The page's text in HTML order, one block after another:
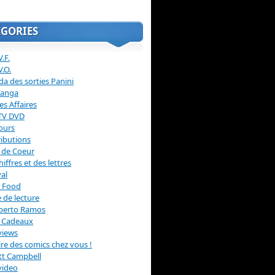
des sorties Panini
Affaires
DVD
Coeur
et des lettres
de lecture
Ramos
des comics chez vous !
Campbell